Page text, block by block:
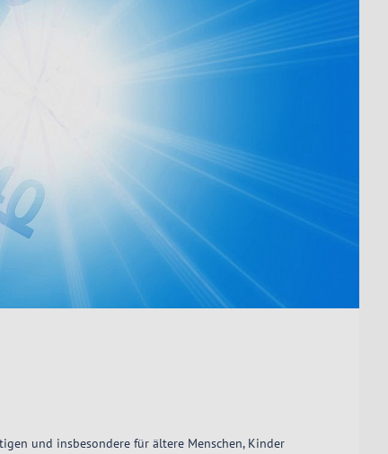
und insbesondere für ältere Menschen, Kinder